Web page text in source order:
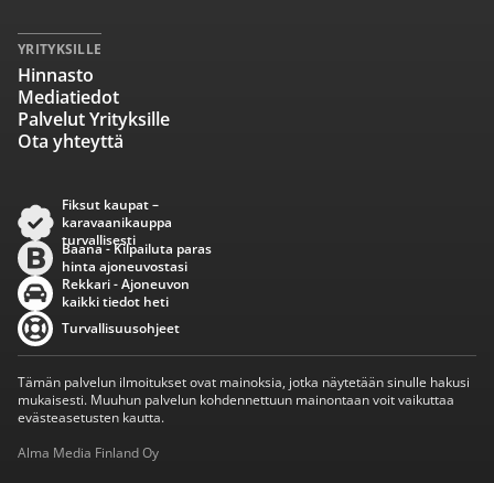
YRITYKSILLE
Hinnasto
Mediatiedot
Palvelut Yrityksille
Ota yhteyttä
Fiksut kaupat –
karavaanikauppa
turvallisesti
Baana - Kilpailuta paras
hinta ajoneuvostasi
Rekkari - Ajoneuvon
kaikki tiedot heti
Turvallisuusohjeet
Tämän palvelun ilmoitukset ovat mainoksia, jotka näytetään sinulle hakusi
mukaisesti. Muuhun palvelun kohdennettuun mainontaan voit vaikuttaa
evästeasetusten kautta.
Alma Media Finland Oy